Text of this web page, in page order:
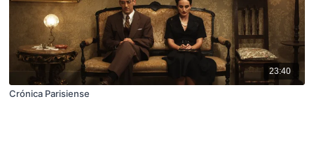
23:40
Crónica Parisiense